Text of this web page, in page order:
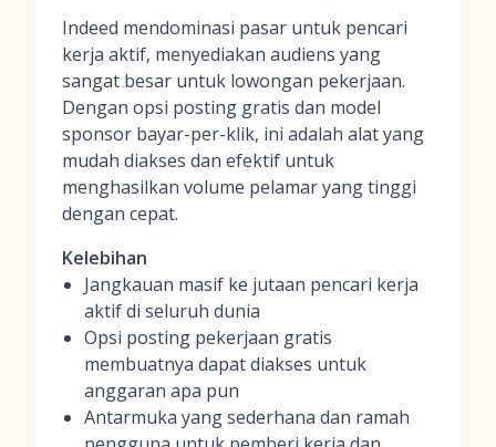
Indeed mendominasi pasar untuk pencari
kerja aktif, menyediakan audiens yang
sangat besar untuk lowongan pekerjaan.
Dengan opsi posting gratis dan model
sponsor bayar-per-klik, ini adalah alat yang
mudah diakses dan efektif untuk
menghasilkan volume pelamar yang tinggi
dengan cepat.
Kelebihan
Jangkauan masif ke jutaan pencari kerja
aktif di seluruh dunia
Opsi posting pekerjaan gratis
membuatnya dapat diakses untuk
anggaran apa pun
Antarmuka yang sederhana dan ramah